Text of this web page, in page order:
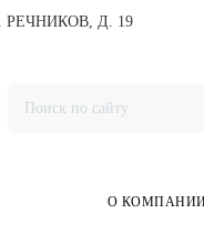
Д. 19
О